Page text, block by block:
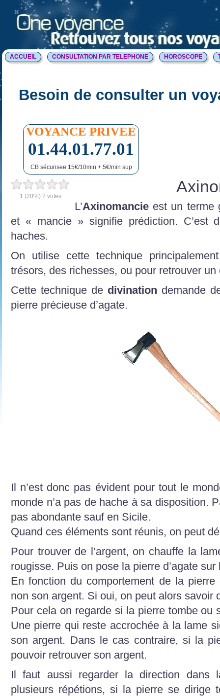
ACCUEIL CONSULTATION PAR TELEPHONE HOROSCOPE
Besoin de consulter un
VOYANCE PRIVEE
01.44.01.77.01
CB sécurisee 15€/10min + 5€/min sup
1 (20%) 2 votes
L’Axinomancie est un terme
et « mancie » signifie prédiction. C’est
haches.
On utilise cette technique
trésors, des richesses, ou pour retrouver
Cette technique de divination demande
pierre précieuse d’agate.
Il n’est donc pas évident pour tout le
monde n’a pas de hache à sa disposition.
pas abondante sauf en Sicile.
Quand ces éléments sont réunis, on peut
Pour trouver de l’argent, on chauffe la
rougisse. Puis on pose la pierre d’agate sur
En fonction du comportement de la
non son argent. Si oui, on peut alors savoir
Pour cela on regarde si la pierre tombe ou
Une pierre qui reste accrochée à la lame
son argent. Dans le cas contraire, si la
pouvoir retrouver son argent.
Il faut aussi regarder la direction dans
plusieurs répétions, si la pierre se dirige